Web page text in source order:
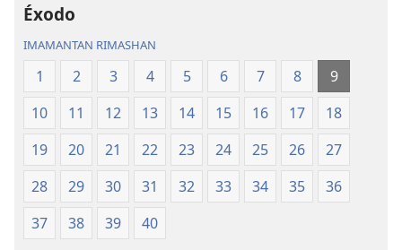
Éxodo
IMAMANTAN RIMASHAN
1 2 3 4 5 6 7 8
9
10
11 12 13 14 15 16 17
18
19
20 21 22 23 24 25 26
27
28
29 30 31 32 33 34 35
36
37
38 39 40